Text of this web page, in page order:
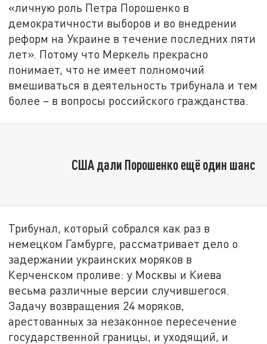
«личную роль Петра Порошенко в
демократичности выборов и во внедрении
реформ на Украине в течение последних пяти
лет». Потому что Меркель прекрасно
понимает, что не имеет полномочий
вмешиваться в деятельность трибунала и тем
более – в вопросы российского гражданства.
США дали Порошенко ещё один шанс
Трибунал, который собрался как раз в
немецком Гамбурге, рассматривает дело о
задержании украинских моряков в
Керченском проливе: у Москвы и Киева
весьма различные версии случившегося.
Задачу возвращения 24 моряков,
арестованных за незаконное пересечение
государственной границы, и уходящий, и